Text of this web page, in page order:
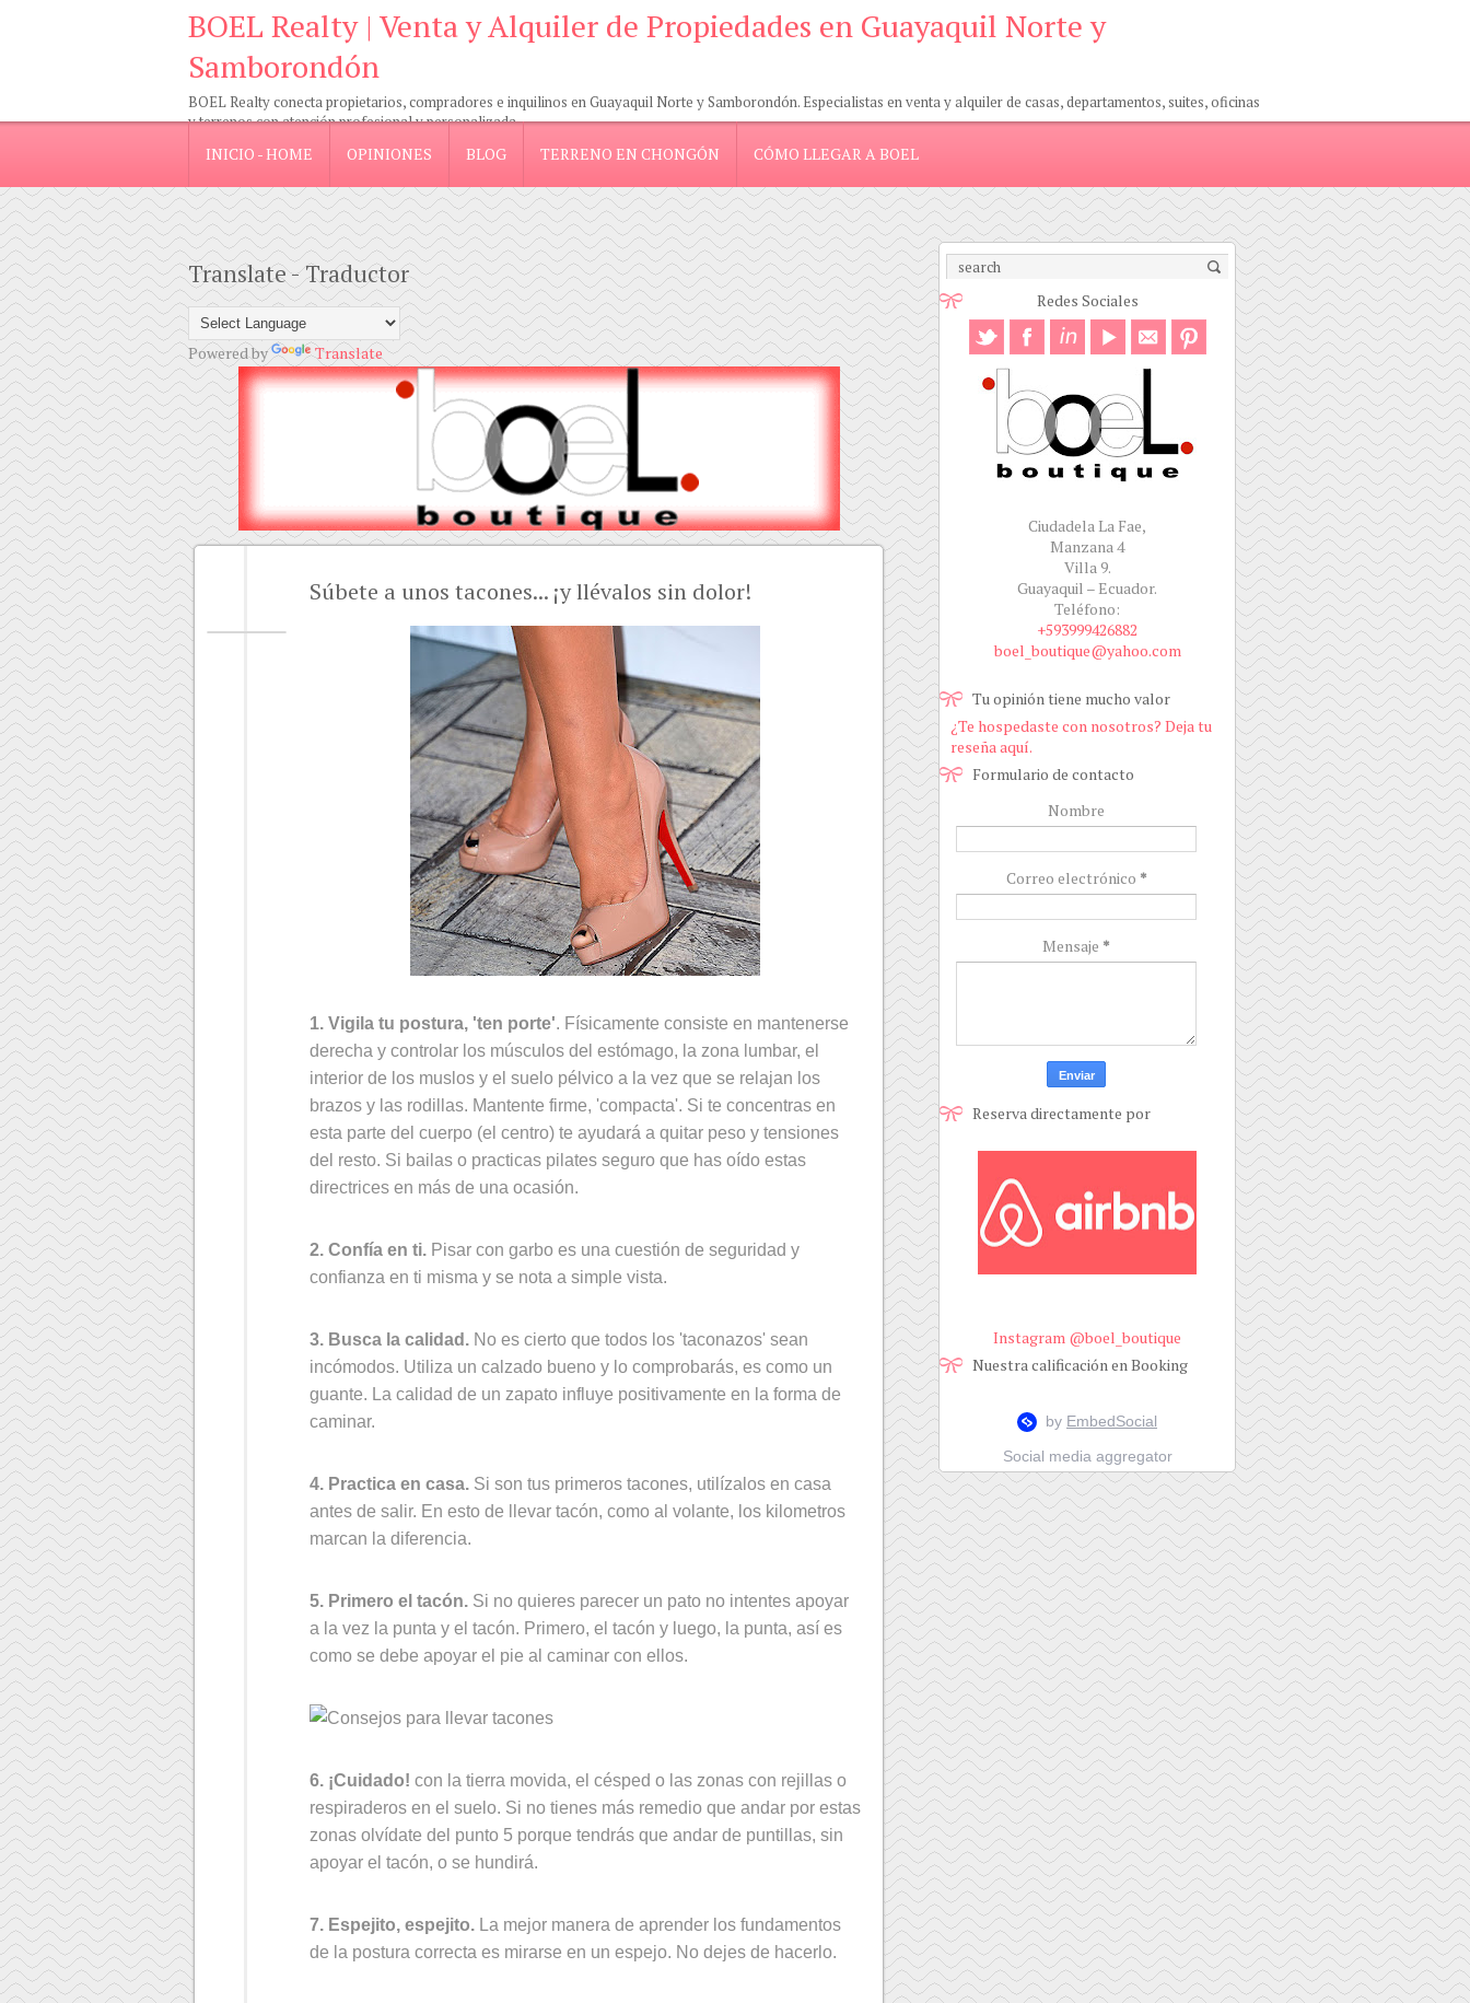
BOEL Realty | Venta y Alquiler de Propiedades en Guayaquil Norte y
Samborondón
BOEL Realty conecta propietarios, compradores e inquilinos en Guayaquil Norte y Samborondón. Especialistas en venta y alquiler de casas, departamentos, suites, oficinas
y terrenos con atención profesional y personalizada.
INICIO - HOME OPINIONES BLOG TERRENO EN CHONGÓN CÓMO LLEGAR A BOEL
Translate - Traductor
Powered by Translate
Súbete a unos tacones... ¡y llévalos sin dolor!
1. Vigila tu postura, 'ten porte'. Físicamente consiste en mantenerse
derecha y controlar los músculos del estómago, la zona lumbar, el
interior de los muslos y el suelo pélvico a la vez que se relajan los
brazos y las rodillas. Mantente firme, 'compacta'. Si te concentras en
esta parte del cuerpo (el centro) te ayudará a quitar peso y tensiones
del resto. Si bailas o practicas pilates seguro que has oído estas
directrices en más de una ocasión.
2. Confía en ti. Pisar con garbo es una cuestión de seguridad y
confianza en ti misma y se nota a simple vista.
3. Busca la calidad. No es cierto que todos los 'taconazos' sean
incómodos. Utiliza un calzado bueno y lo comprobarás, es como un
guante. La calidad de un zapato influye positivamente en la forma de
caminar.
4. Practica en casa. Si son tus primeros tacones, utilízalos en casa
antes de salir. En esto de llevar tacón, como al volante, los kilometros
marcan la diferencia.
5. Primero el tacón. Si no quieres parecer un pato no intentes apoyar
a la vez la punta y el tacón. Primero, el tacón y luego, la punta, así es
como se debe apoyar el pie al caminar con ellos.
6. ¡Cuidado! con la tierra movida, el césped o las zonas con rejillas o
respiraderos en el suelo. Si no tienes más remedio que andar por estas
zonas olvídate del punto 5 porque tendrás que andar de puntillas, sin
apoyar el tacón, o se hundirá.
7. Espejito, espejito. La mejor manera de aprender los fundamentos
de la postura correcta es mirarse en un espejo. No dejes de hacerlo.
Redes Sociales
Ciudadela La Fae,
Manzana 4
Villa 9.
Guayaquil – Ecuador.
Teléfono:
+593999426882
boel_boutique@yahoo.com
Tu opinión tiene mucho valor
¿Te hospedaste con nosotros? Deja tu
reseña aquí.
Formulario de contacto
Nombre
Correo electrónico *
Mensaje *
Reserva directamente por
Instagram @boel_boutique
Nuestra calificación en Booking
Social media aggregator